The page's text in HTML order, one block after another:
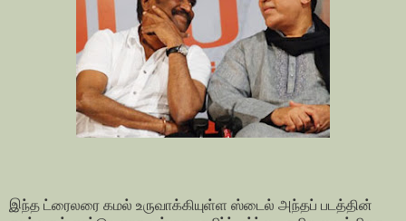
இந்த ட்ரைலரை கமல் உருவாக்கியுள்ள ஸ்டைல் அந்தப் படத்தின்